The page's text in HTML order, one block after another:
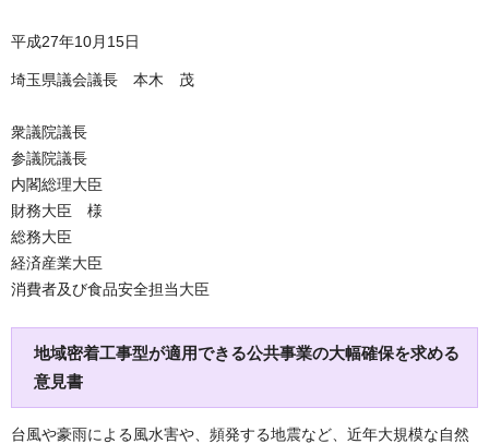
平成27年10月15日
埼玉県議会議長 本木 茂
衆議院議長
参議院議長
内閣総理大臣
財務大臣 様
総務大臣
経済産業大臣
消費者及び食品安全担当大臣
地域密着工事型が適用できる公共事業の大幅確保を求める
意見書
台風や豪雨による風水害や、頻発する地震など、近年大規模な自然